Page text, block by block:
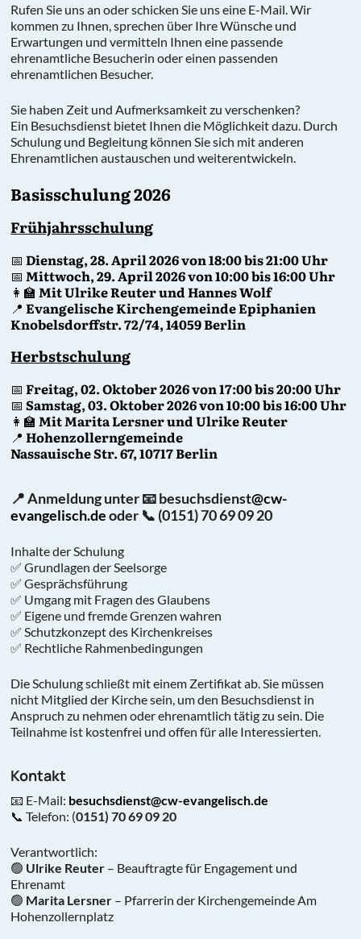
Rufen Sie uns an oder schicken Sie uns eine E-Mail. Wir
kommen zu Ihnen, sprechen über Ihre Wünsche und
Erwartungen und vermitteln Ihnen eine passende
ehrenamtliche Besucherin oder einen passenden
ehrenamtlichen Besucher.
Sie haben Zeit und Aufmerksamkeit zu verschenken?
Ein Besuchsdienst bietet Ihnen die Möglichkeit dazu. Durch
Schulung und Begleitung können Sie sich mit anderen
Ehrenamtlichen austauschen und weiterentwickeln.
Basisschulung 2026
Frühjahrsschulung
📅 Dienstag, 28. April 2026 von 18:00 bis 21:00 Uhr
📅 Mittwoch, 29. April 2026 von 10:00 bis 16:00 Uhr
👩‍🏫 Mit Ulrike Reuter und Hannes Wolf
📍 Evangelische Kirchengemeinde Epiphanien
Knobelsdorffstr. 72/74, 14059 Berlin
Herbstschulung
📅 Freitag, 02. Oktober 2026 von 17:00 bis 20:00 Uhr
📅 Samstag, 03. Oktober 2026 von 10:00 bis 16:00 Uhr
👩‍🏫 Mit Marita Lersner und Ulrike Reuter
📍 Hohenzollerngemeinde
Nassauische Str. 67, 10717 Berlin
📍 Anmeldung unter 📧 besuchsdienst@cw-
evangelisch.deoder 📞 (0151) 70 69 09 20
Inhalte der Schulung
✅ Grundlagen der Seelsorge
✅ Gesprächsführung
✅ Umgang mit Fragen des Glaubens
✅ Eigene und fremde Grenzen wahren
✅ Schutzkonzept des Kirchenkreises
✅ Rechtliche Rahmenbedingungen
Die Schulung schließt mit einem Zertifikat ab. Sie müssen
nicht Mitglied der Kirche sein, um den Besuchsdienst in
Anspruch zu nehmen oder ehrenamtlich tätig zu sein. Die
Teilnahme ist kostenfrei und offen für alle Interessierten.
Kontakt
📧 E-Mail: besuchsdienst@cw-evangelisch.de
📞 Telefon: (0151) 70 69 09 20
Verantwortlich:
🟢 Ulrike Reuter – Beauftragte für Engagement und
Ehrenamt
🟢 Marita Lersner – Pfarrerin der Kirchengemeinde Am
Hohenzollernplatz